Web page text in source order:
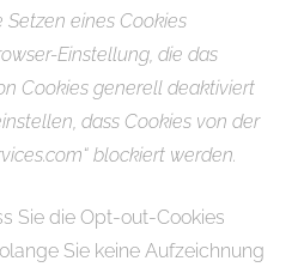
eines Cookies
Einstellung, die das
Cookies generell deaktiviert
dass Cookies von der
blockiert werden.
Sie die Opt-out-Cookies
Sie keine Aufzeichnung